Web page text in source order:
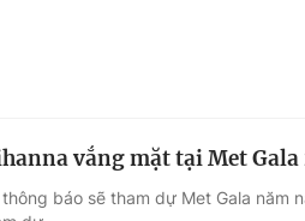
vắng mặt tại Met Gala
báo sẽ tham dự Met Gala năm